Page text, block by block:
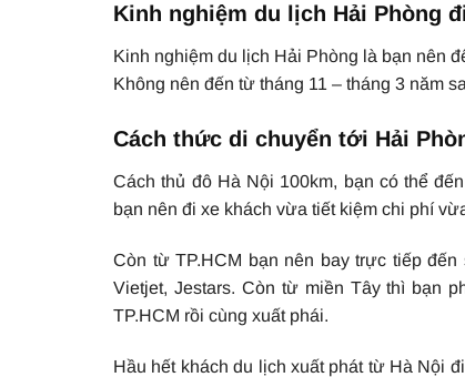
Kinh nghiệm du lịch Hải Phòng
Kinh nghiệm du lịch Hải Phòng là bạn nên
Không nên đến từ tháng 11 – tháng 3 năm
Cách thức di chuyển tới Hải
Cách thủ đô Hà Nội 100km, bạn có thể
bạn nên đi xe khách vừa tiết kiệm chi phí
Còn từ TP.HCM bạn nên bay trực tiếp
Vietjet, Jestars. Còn từ miền Tây thì bạn
TP.HCM rồi cùng xuất phái.
Hầu hết khách du lịch xuất phát từ Hà Nội